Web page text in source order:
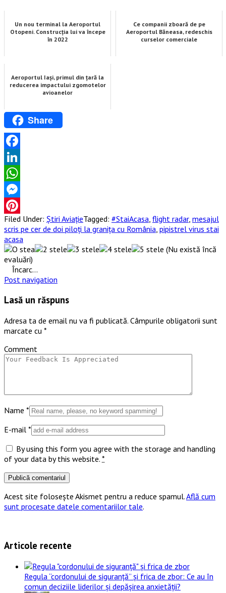
Un nou terminal la Aeroportul
Otopeni. Construcția lui va începe
în 2022
Ce companii zboară de pe
Aeroportul Băneasa, redeschis
curselor comerciale
Aeroportul Iași, primul din țară la
reducerea impactului zgomotelor
avioanelor
Share
Facebook
LinkedIn
WhatsApp
Messenger
Pinterest
Filed Under: Știri AviațieTagged: #StaiAcasa flight radar, mesajul
scris pe cer de doi piloți la granița cu România pipistrel virus stai
acasa
(Nu există încă
evaluări)
Încarc...
Post navigation
Lasă un răspuns
Adresa ta de email nu va fi publicată. Câmpurile obligatorii sunt
marcate cu *
Comment
Name *
E-mail *
By using this form you agree with the storage and handling
of your data by this website. *
Acest site folosește Akismet pentru a reduce spamul.Află cum
sunt procesate datele comentariilor tale.
Articole recente
Regula “cordonului de siguranță” și frica de zbor: Ce au în
comun deciziile liderilor și depășirea anxietății?